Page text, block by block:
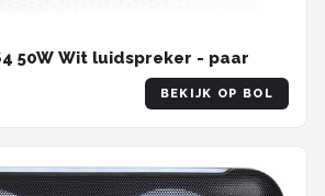
50W Wit luidspreker - paar
BEKIJK OP BOL